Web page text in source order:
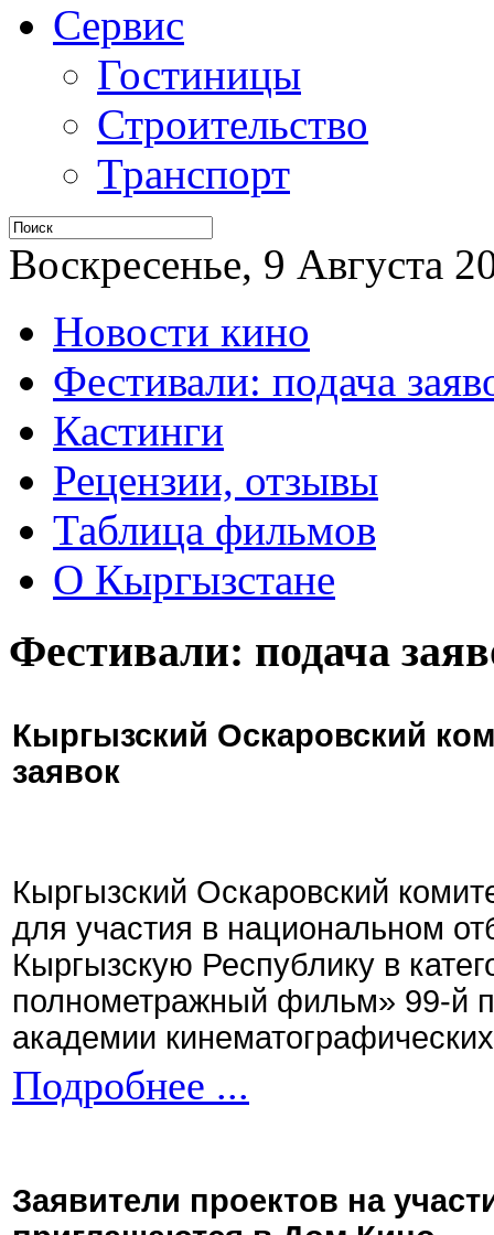
Сервис
Гостиницы
Строительство
Транспорт
Воскресенье, 9 Августа
Новости кино
Фестивали: подача
Кастинги
Рецензии, отзывы
Таблица фильмов
О Кыргызстане
Фестивали: подача
Кыргызский Оскаровский
заявок
Кыргызский Оскаровский
для участия в национальном
Кыргызскую Республику в
полнометражный фильм» 99-й
академии
Подробнее ...
Заявители проектов на